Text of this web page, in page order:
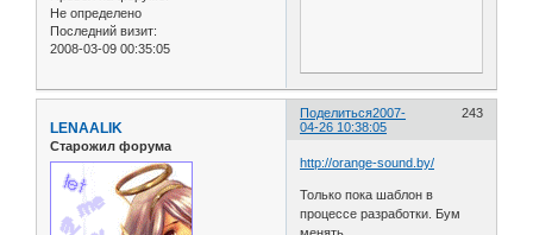
Не определено
Последний визит:
2008-03-09 00:35:05
Поделиться 243
2007-
04-26 10:38:05
LENAALIK
Старожил форума
http://orange-sound.by/
Только пока шаблон в
процессе разработки. Бум